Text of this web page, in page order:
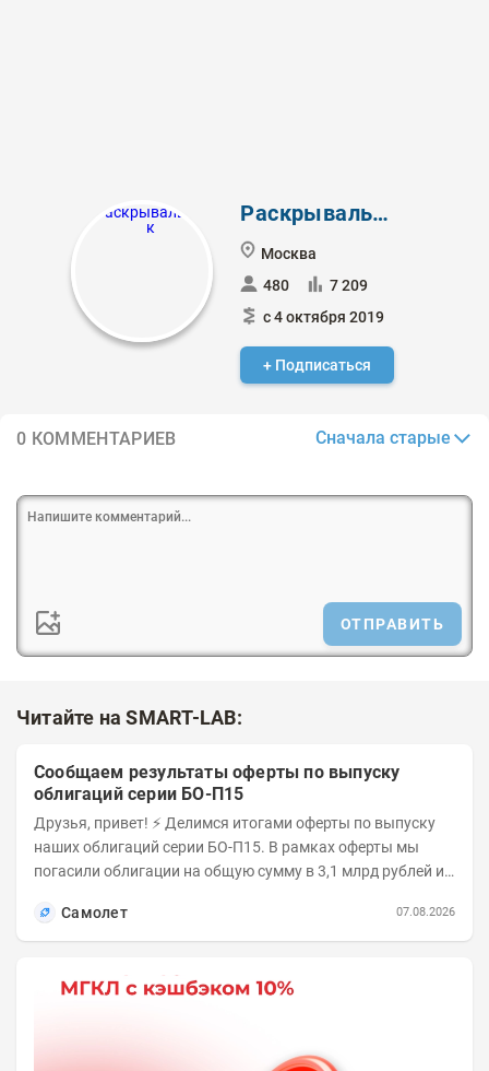
Раскрывальщик
Москва
480
7 209
с 4 октября 2019
+ Подписаться
0 КОММЕНТАРИЕВ Сначала старые
ОТПРАВИТЬ
Читайте на SMART-LAB:
Сообщаем результаты оферты по выпуску
облигаций серии БО-П15
Друзья, привет! ⚡️ Делимся итогами оферты по выпуску
наших облигаций серии БО-П15. В рамках оферты мы
погасили облигации на общую сумму в 3,1 млрд рублей из
Самолет
07.08.2026